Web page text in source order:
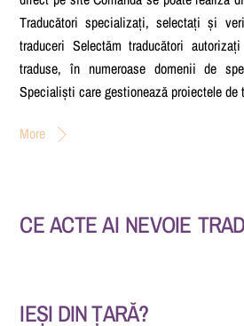
Traducători specializați, selectați și
traduceri Selectăm traducători
traduse, în numeroase domenii de
Specialiști care gestionează proiectele
More
CE ACTE AI NEVOIE
IEȘI DIN ȚARĂ?